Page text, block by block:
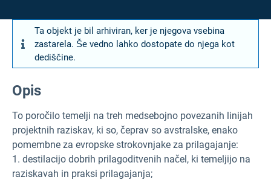
Ta objekt je bil arhiviran, ker je njegova vsebina
zastarela. Še vedno lahko dostopate do njega kot
dediščine.
Opis
To poročilo temelji na treh medsebojno povezanih linijah
projektnih raziskav, ki so, čeprav so avstralske, enako
pomembne za evropske strokovnjake za prilagajanje:
1. destilacijo dobrih prilagoditvenih načel, ki temeljijo na
raziskavah in praksi prilagajanja;